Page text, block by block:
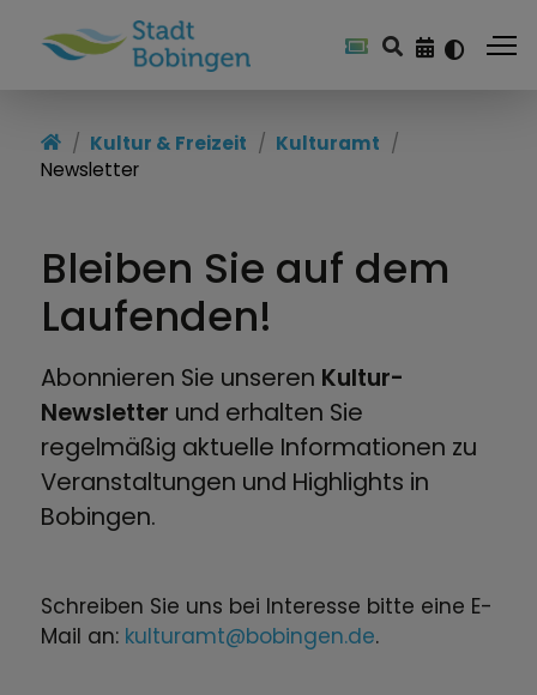
Freizeitangebote
Kulturamt
Kulturzentren
Heimat & Geschichte
Vereine
Kultur & Freizeit
Kulturamt
Newsletter
Bleiben Sie auf dem
Laufenden!
Abonnieren Sie unseren Kultur-
Newsletter und erhalten Sie
regelmäßig aktuelle Informationen zu
Veranstaltungen und Highlights in
Bobingen.
Schreiben Sie uns bei Interesse bitte eine E-
Mail an: kulturamt@bobingen.de.